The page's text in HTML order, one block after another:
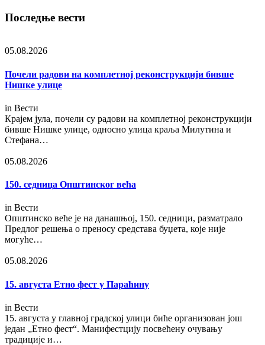
Последње вести
05.08.2026
Почели радови на комплетној реконструкцији бивше
Нишке улице
in Вести
Крајем јула, почели су радови на комплетној реконструкцији
бивше Нишке улице, односно улица краља Милутина и
Стефана…
05.08.2026
150. седница Општинског већа
in Вести
Општинско веће је на данашњој, 150. седници, разматрало
Предлог решења о преносу средстава буџета, које није
могуће…
05.08.2026
15. августа Етно фест у Параћину
in Вести
15. августа у главној градској улици биће организован још
један „Етно фест“. Манифестцију посвећену очувању
традиције и…